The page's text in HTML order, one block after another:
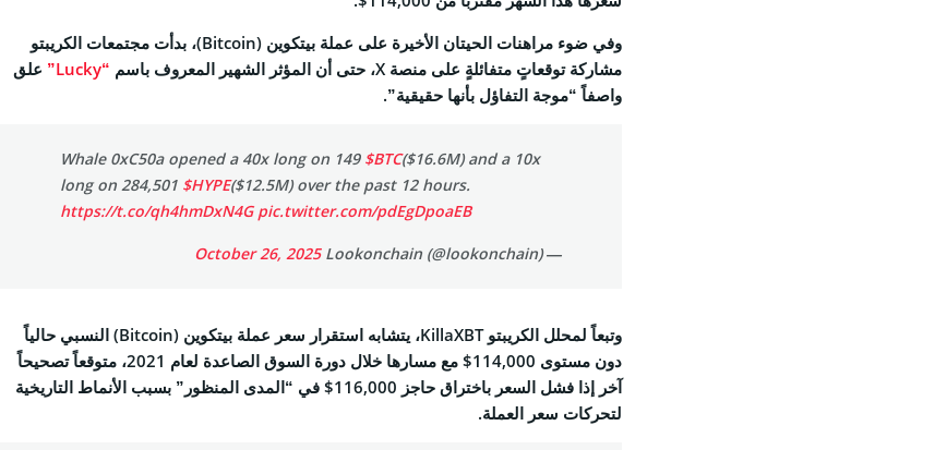
وفي ضوء مراهنات الحيتان الأخيرة على عملة بيتكوين (Bitcoin)، بدأت مجتمعات الكريبتو
مشاركة توقعاتٍ متفائلةٍ على منصة X، حتى أن المؤثر الشهير المعروف باسم
“Lucky”
علق
واصفاً “موجة التفاؤل بأنها حقيقية”.
Whale 0xC50a opened a 40x long on 149 $BTC($16.6M) and a 10x
long on 284,501 $HYPE($12.5M) over the past 12 hours.
https://t.co/qh4hmDxN4G pic.twitter.com/pdEgDpoaEB
— Lookonchain (@lookonchain)
October 26, 2025
وتبعاً لمحلل الكريبتو KillaXBT، يتشابه استقرار سعر عملة بيتكوين (Bitcoin) النسبي حالياً
دون مستوى 114,000$ مع مسارها خلال دورة السوق الصاعدة لعام 2021، متوقعاً تصحيحاً
آخر إذا فشل السعر باختراق حاجز 116,000$ في “المدى المنظور” بسبب الأنماط التاريخية
لتحركات سعر العملة.